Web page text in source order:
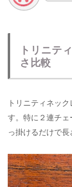
トリニテ
さ比較
トリニティネッ
す。特に２連チェ
っ掛けるだけで長